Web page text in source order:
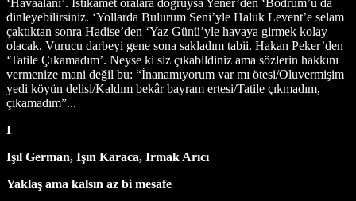
dinleyebilirsiniz. ‘Yollarda Bulurum Seni’yle Haluk Levent’e selam
çaktıktan sonra Hadise’den ‘Yaz Günü’yle havaya girmek kolay
olacak. Vurucu darbeyi gene sona sakladım tabii. Hakan Peker’den
‘Tatile Çıkamadım’. Neyse ki siz çıkabildiniz ama sözlerin hakkını
vermenize mani değil bu: “İnanamıyorum var mı ötesi/Oluvermişim
yedi köyün delisi/Kaldım bekâr bayram ertesi/Tatile çıkmadım,
çıkamadım”...
I
Işıl German, Işın Karaca, Irmak Arıcı
Yaklaş ama kalsın az bi mesafe